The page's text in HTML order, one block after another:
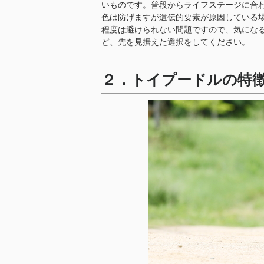
いものです。普段からライフステージに合
色は防げますが遺伝的要素が原因している
程度は避けられない問題ですので、気にな
ど、先を見据えた選択をしてください。
２．トイプードルの特